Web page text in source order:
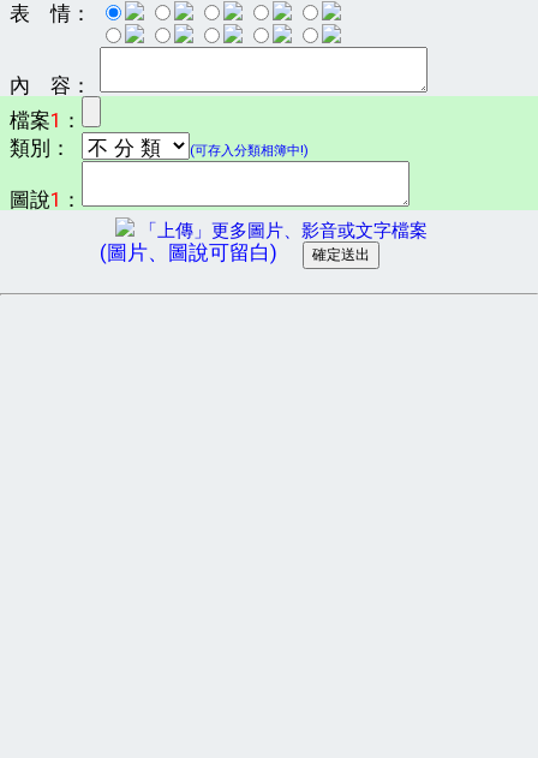
表 情：
內 容：
檔案1 ：
類別：
(可存入分類相簿中!)
圖說1 ：
「上傳」更多圖片、影音或文字檔案
(圖片、圖說可留白)